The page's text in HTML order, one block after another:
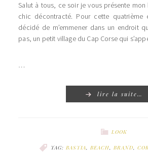
Salut à tous, ce soir je vous présente
chic décontracté. Pour cette quatrième
décidé de m’emmener dans un endroit
pas, un petit village du Cap Corse qui
…
lire la suite…
LOOK
TAG: BASTIA, BEACH, BRAND,